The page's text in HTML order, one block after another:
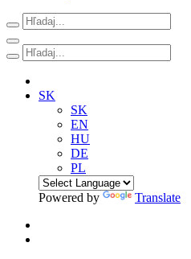
SK
SK
EN
HU
DE
PL
Powered by Translate